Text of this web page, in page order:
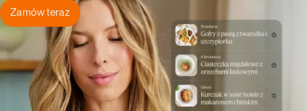
Zamów teraz